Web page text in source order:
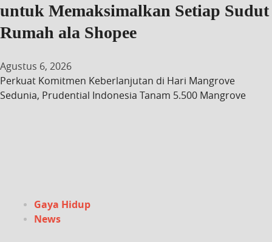
untuk Memaksimalkan Setiap Sudut
Rumah ala Shopee
Agustus 6, 2026
Perkuat Komitmen Keberlanjutan di Hari Mangrove
Sedunia, Prudential Indonesia Tanam 5.500 Mangrove
Gaya Hidup
News